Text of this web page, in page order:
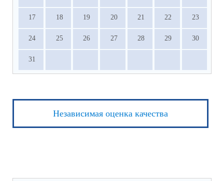
17 18 19 20 21 22 23
24 25 26 27 28 29 30
31
Независимая оценка качества